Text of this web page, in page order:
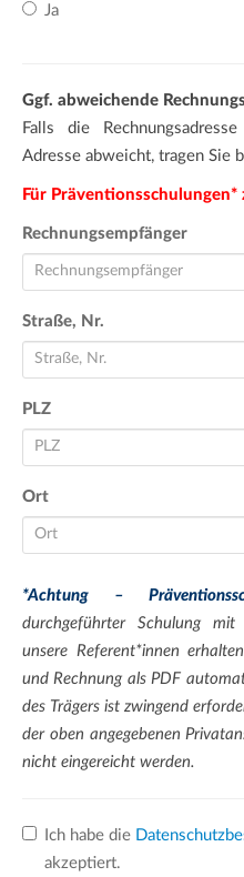
Ja
Ggf. abweichende
Falls die
Adresse abweicht, tragen Sie
Für
Rechnungsempfänger
Straße, Nr.
PLZ
Ort
*Achtung –
durchgeführter Schulung mit
unsere Referent*innen
und Rechnung als PDF
des Trägers ist zwingend
der oben angegebenen
nicht eingereicht werden.
Ich habe die
akzeptiert.